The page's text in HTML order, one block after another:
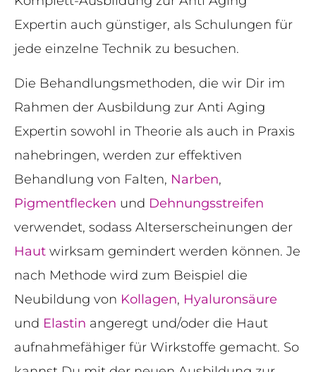
Expertin auch günstiger, als Schulungen für
jede einzelne Technik zu besuchen.
Die Behandlungsmethoden, die wir Dir im
Rahmen der Ausbildung zur Anti Aging
Expertin sowohl in Theorie als auch in Praxis
nahebringen, werden zur effektiven
Behandlung von Falten, Narben,
Pigmentflecken und Dehnungsstreifen
verwendet, sodass Alterserscheinungen der
Haut wirksam gemindert werden können. Je
nach Methode wird zum Beispiel die
Neubildung von Kollagen, Hyaluronsäure
und Elastin angeregt und/oder die Haut
aufnahmefähiger für Wirkstoffe gemacht. So